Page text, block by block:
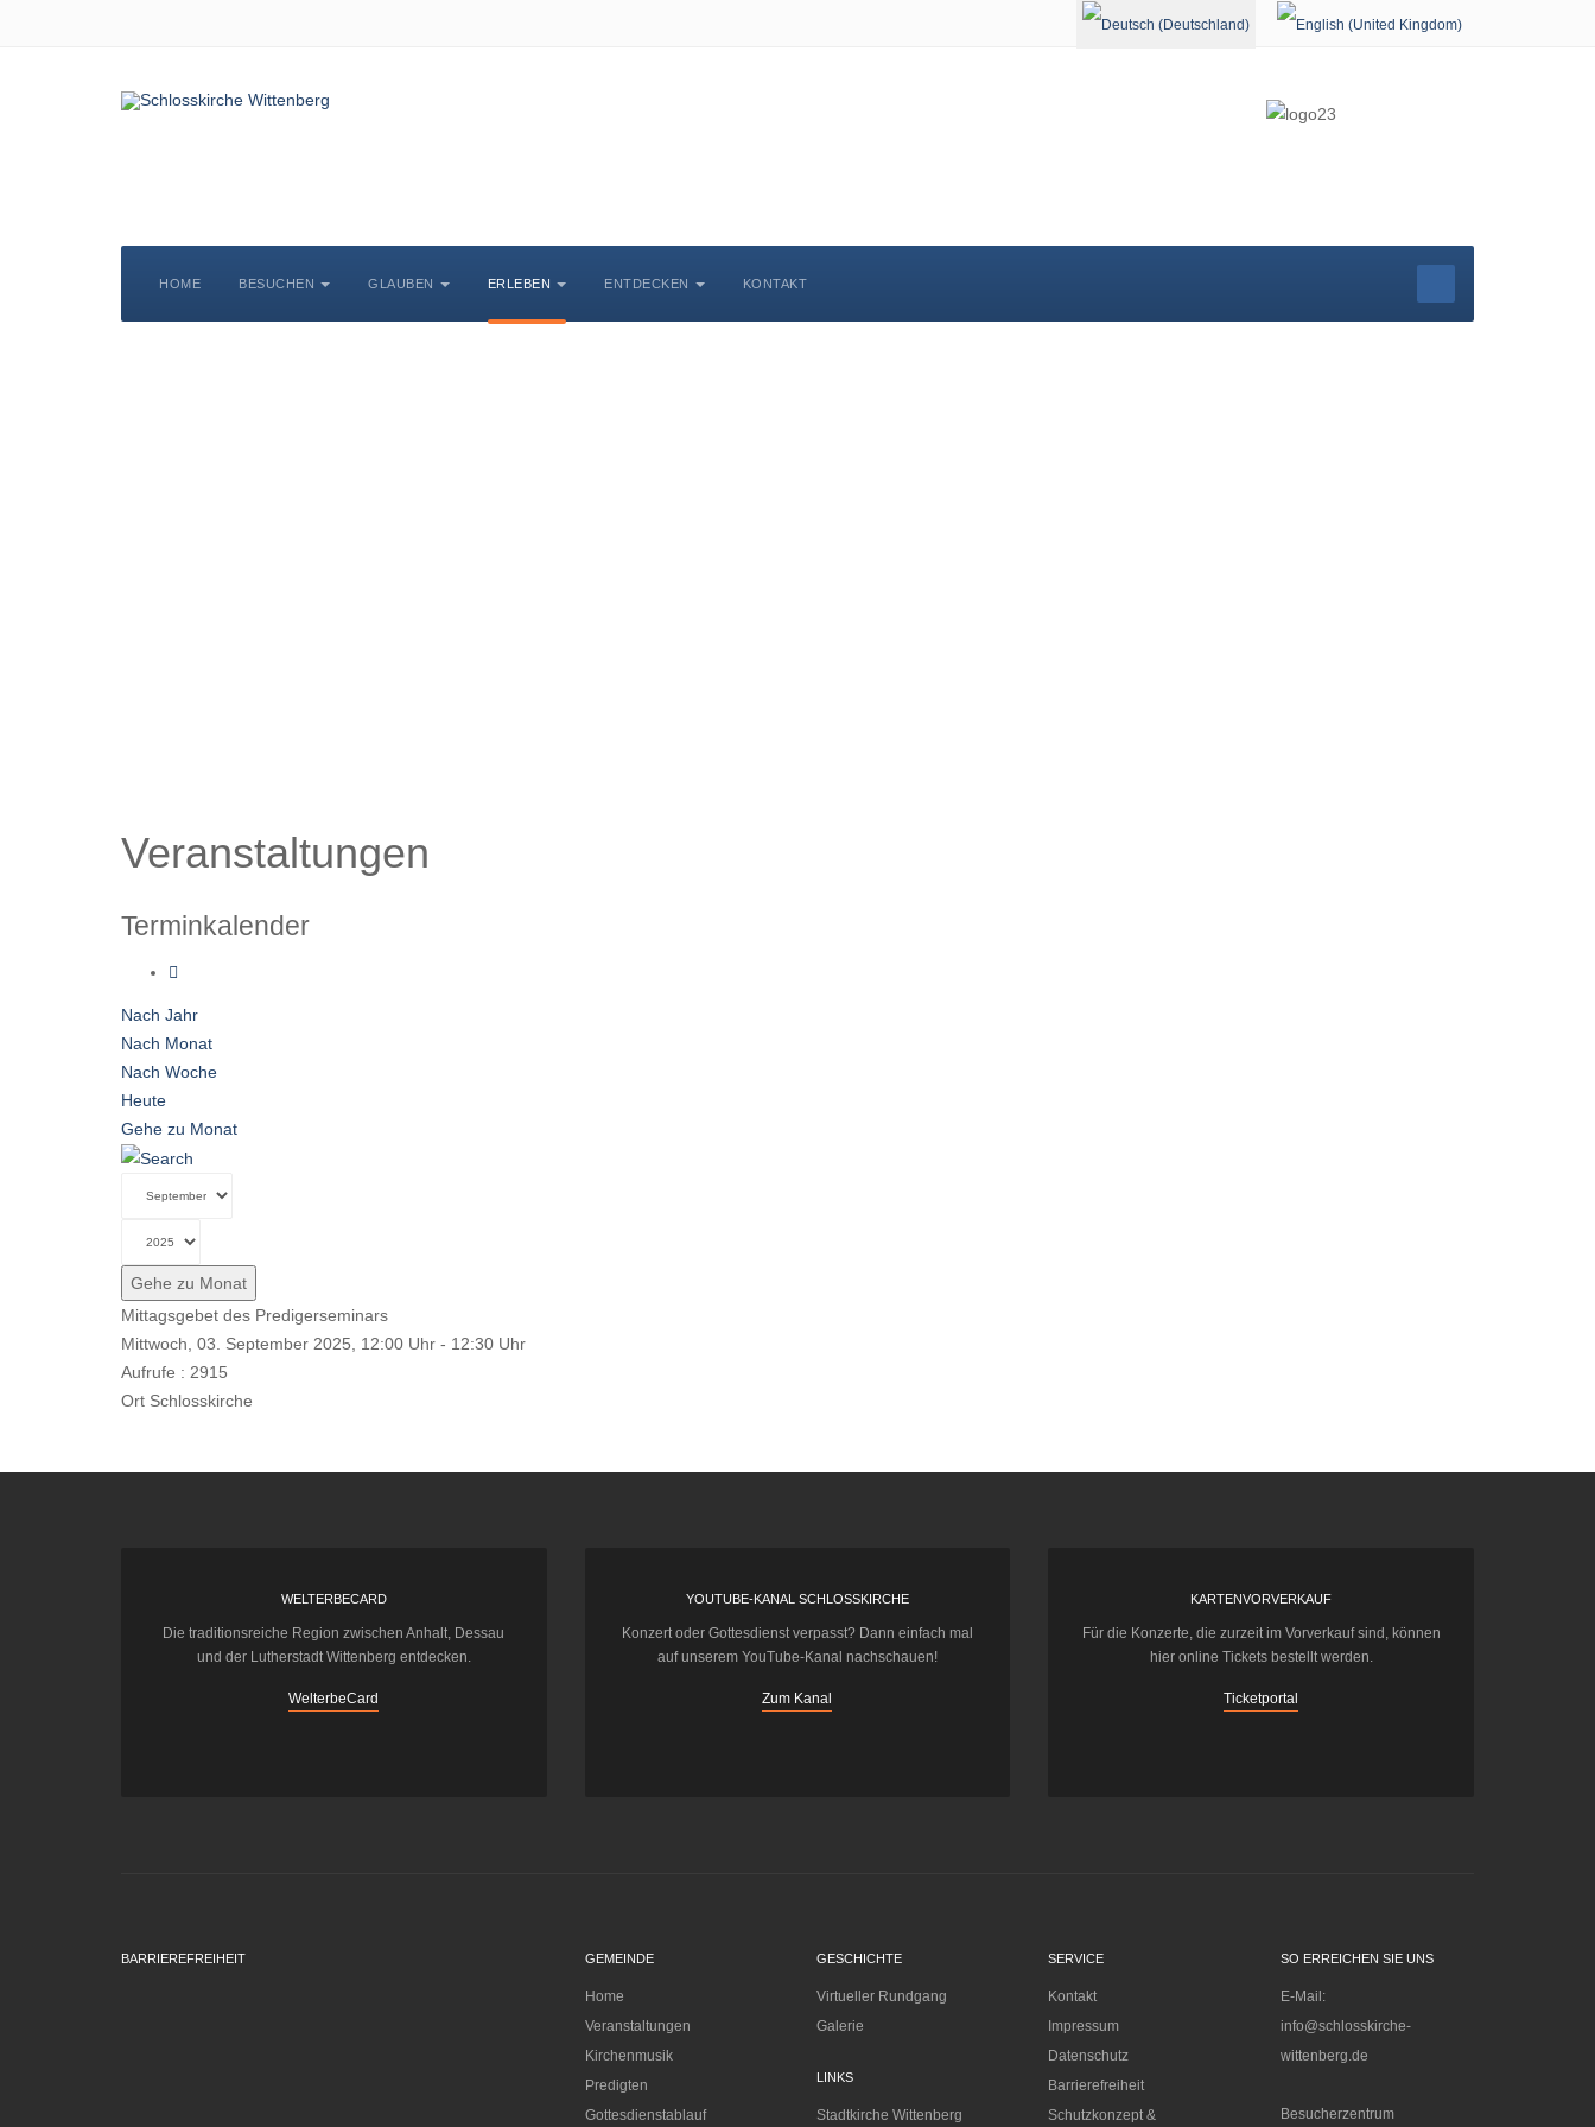
Sprache auswählen
HOME BESUCHEN GLAUBEN ERLEBEN ENTDECKEN KONTAKT
Veranstaltungen
Terminkalender
Nach Jahr
Nach Monat
Nach Woche
Heute
Gehe zu Monat
Gehe zu Monat
Mittagsgebet des Predigerseminars
Mittwoch, 03. September 2025, 12:00 Uhr - 12:30 Uhr
Aufrufe : 2915
Ort Schlosskirche
WELTERBECARD
Die traditionsreiche Region zwischen Anhalt, Dessau
und der Lutherstadt Wittenberg entdecken.
WelterbeCard
YOUTUBE-KANAL SCHLOSSKIRCHE
Konzert oder Gottesdienst verpasst? Dann einfach mal
auf unserem YouTube-Kanal nachschauen!
Zum Kanal
KARTENVORVERKAUF
Für die Konzerte, die zurzeit im Vorverkauf sind, können
hier online Tickets bestellt werden.
Ticketportal
BARRIEREFREIHEIT GEMEINDE
Home
Veranstaltungen
Kirchenmusik
Predigten
Gottesdienstablauf
GESCHICHTE
Virtueller Rundgang
Galerie
LINKS
Stadtkirche Wittenberg
SERVICE
Kontakt
Impressum
Datenschutz
Barrierefreiheit
Schutzkonzept &
SO ERREICHEN SIE UNS
E-Mail:
info@schlosskirche-
wittenberg.de
Besucherzentrum